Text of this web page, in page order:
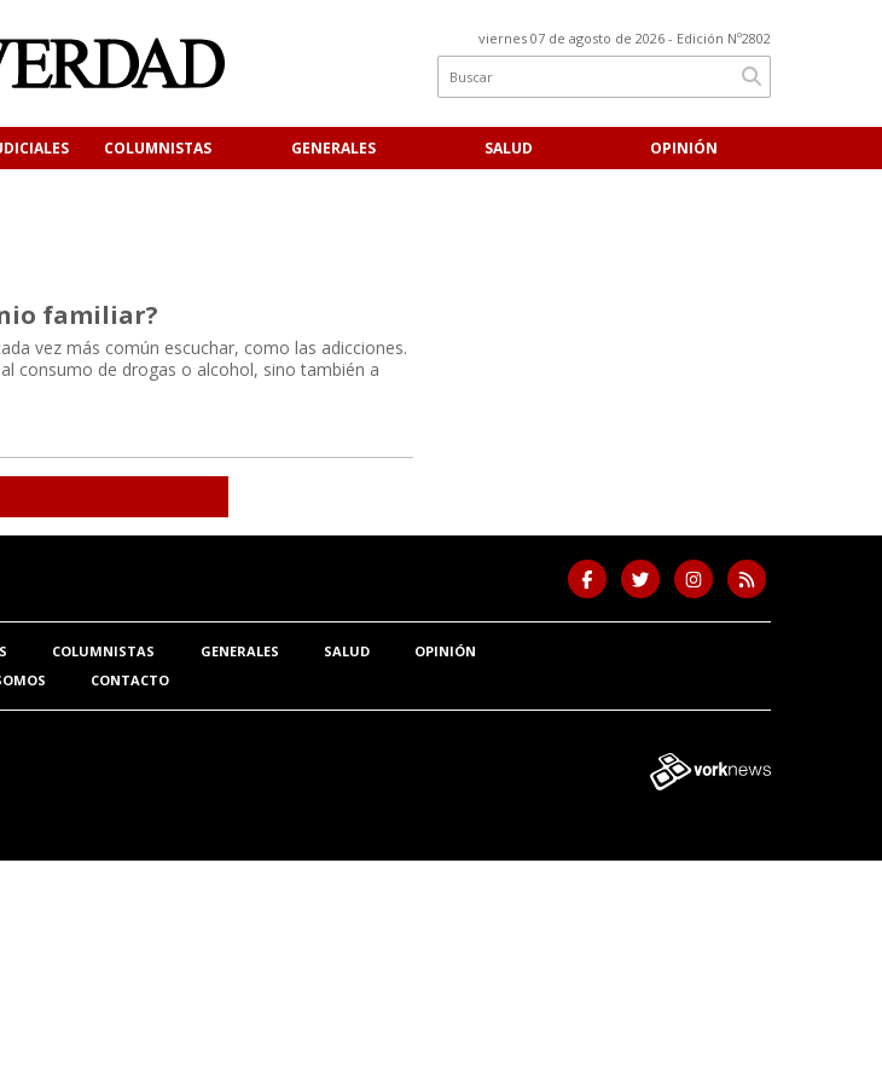
viernes 07 de agosto de 2026 - Edición Nº2802
COLUMNISTAS GENERALES SALUD OPINIÓN
familiar?
vez más común escuchar, como las adicciones.
consumo de drogas o alcohol, sino también a
COLUMNISTAS GENERALES SALUD
OPINIÓN
CONTACTO